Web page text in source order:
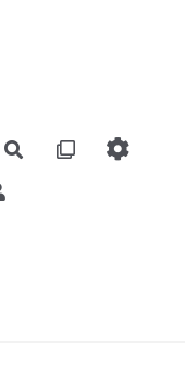
Rechercher